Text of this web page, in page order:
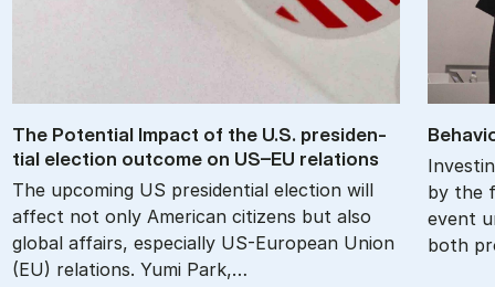
The Po­ten­tial Im­pact of the U.S. pres­id­en­
tial elec­tion out­come on US–EU re­la­tions
The upcoming US presidential election will
affect not only American citizens but also
global affairs, especially US-European Union
(EU) relations. Yumi Park,…
by the
event
both